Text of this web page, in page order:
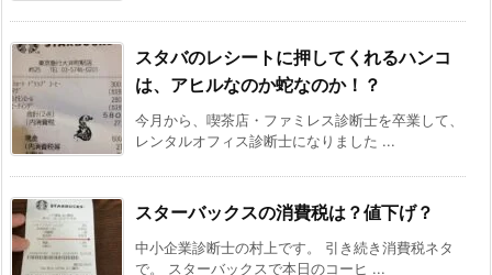
スタバのレシートに押してくれるハンコ
は、アヒルなのか蛇なのか！？
今月から、喫茶店・ファミレス診断士を卒業して、
レンタルオフィス診断士になりました ...
スターバックスの消費税は？値下げ？
中小企業診断士の村上です。 引き続き消費税ネタ
で。 スターバックスで本日のコーヒ ...